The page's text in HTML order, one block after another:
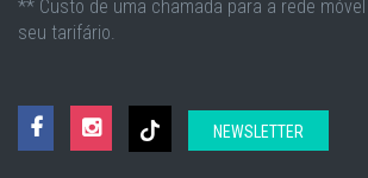
** Custo de uma chamada para a rede
seu tarifário.
NEWSLETTER